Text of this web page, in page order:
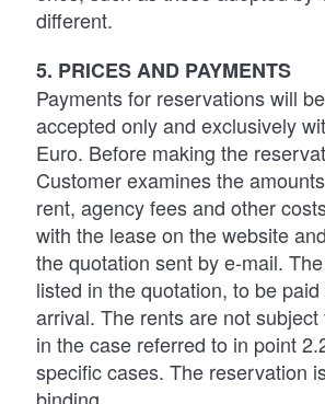
different.
5. PRICES AND PAYMENTS
Payments for reservations will
accepted only and exclusively
Euro. Before making the
Customer examines the
rent, agency fees and other
with the lease on the website
the quotation sent by e-mail.
listed in the quotation, to be
arrival. The rents are not subject
in the case referred to in point
specific cases. The reservation